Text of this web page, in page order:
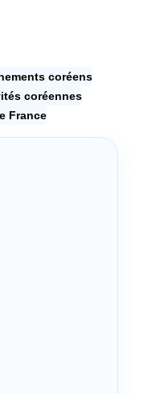
coréens
coréennes
France